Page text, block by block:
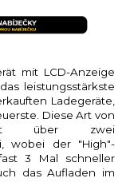
mit LCD-Anzeige
leistungsstärkste
Ladegeräte,
Diese Art von
über zwei
wobei der "High"-
3 Mal schneller
das Aufladen im